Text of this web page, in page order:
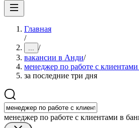
Главная
/
... /
вакансии в Анди/
менеджер по работе с
за последние три дня
менеджер по работе с клиентами в